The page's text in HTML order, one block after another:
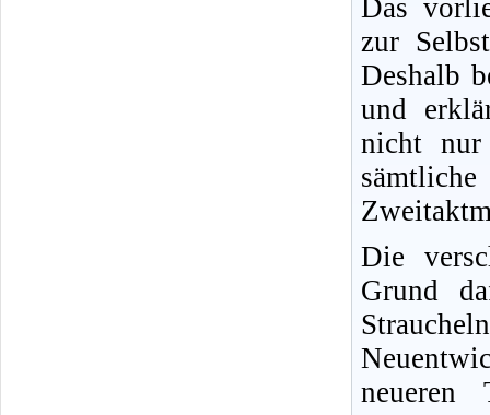
Das
zur
Deshalb
und
nicht
Die
Grund
neueren